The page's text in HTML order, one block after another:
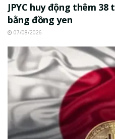
JPYC huy động thêm
bằng đồng yen
07/08/2026